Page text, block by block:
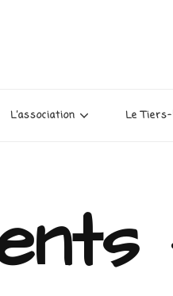
L’association Le